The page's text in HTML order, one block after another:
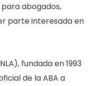
abogados,
parte interesada en
fundada en 1993
de la ABA a